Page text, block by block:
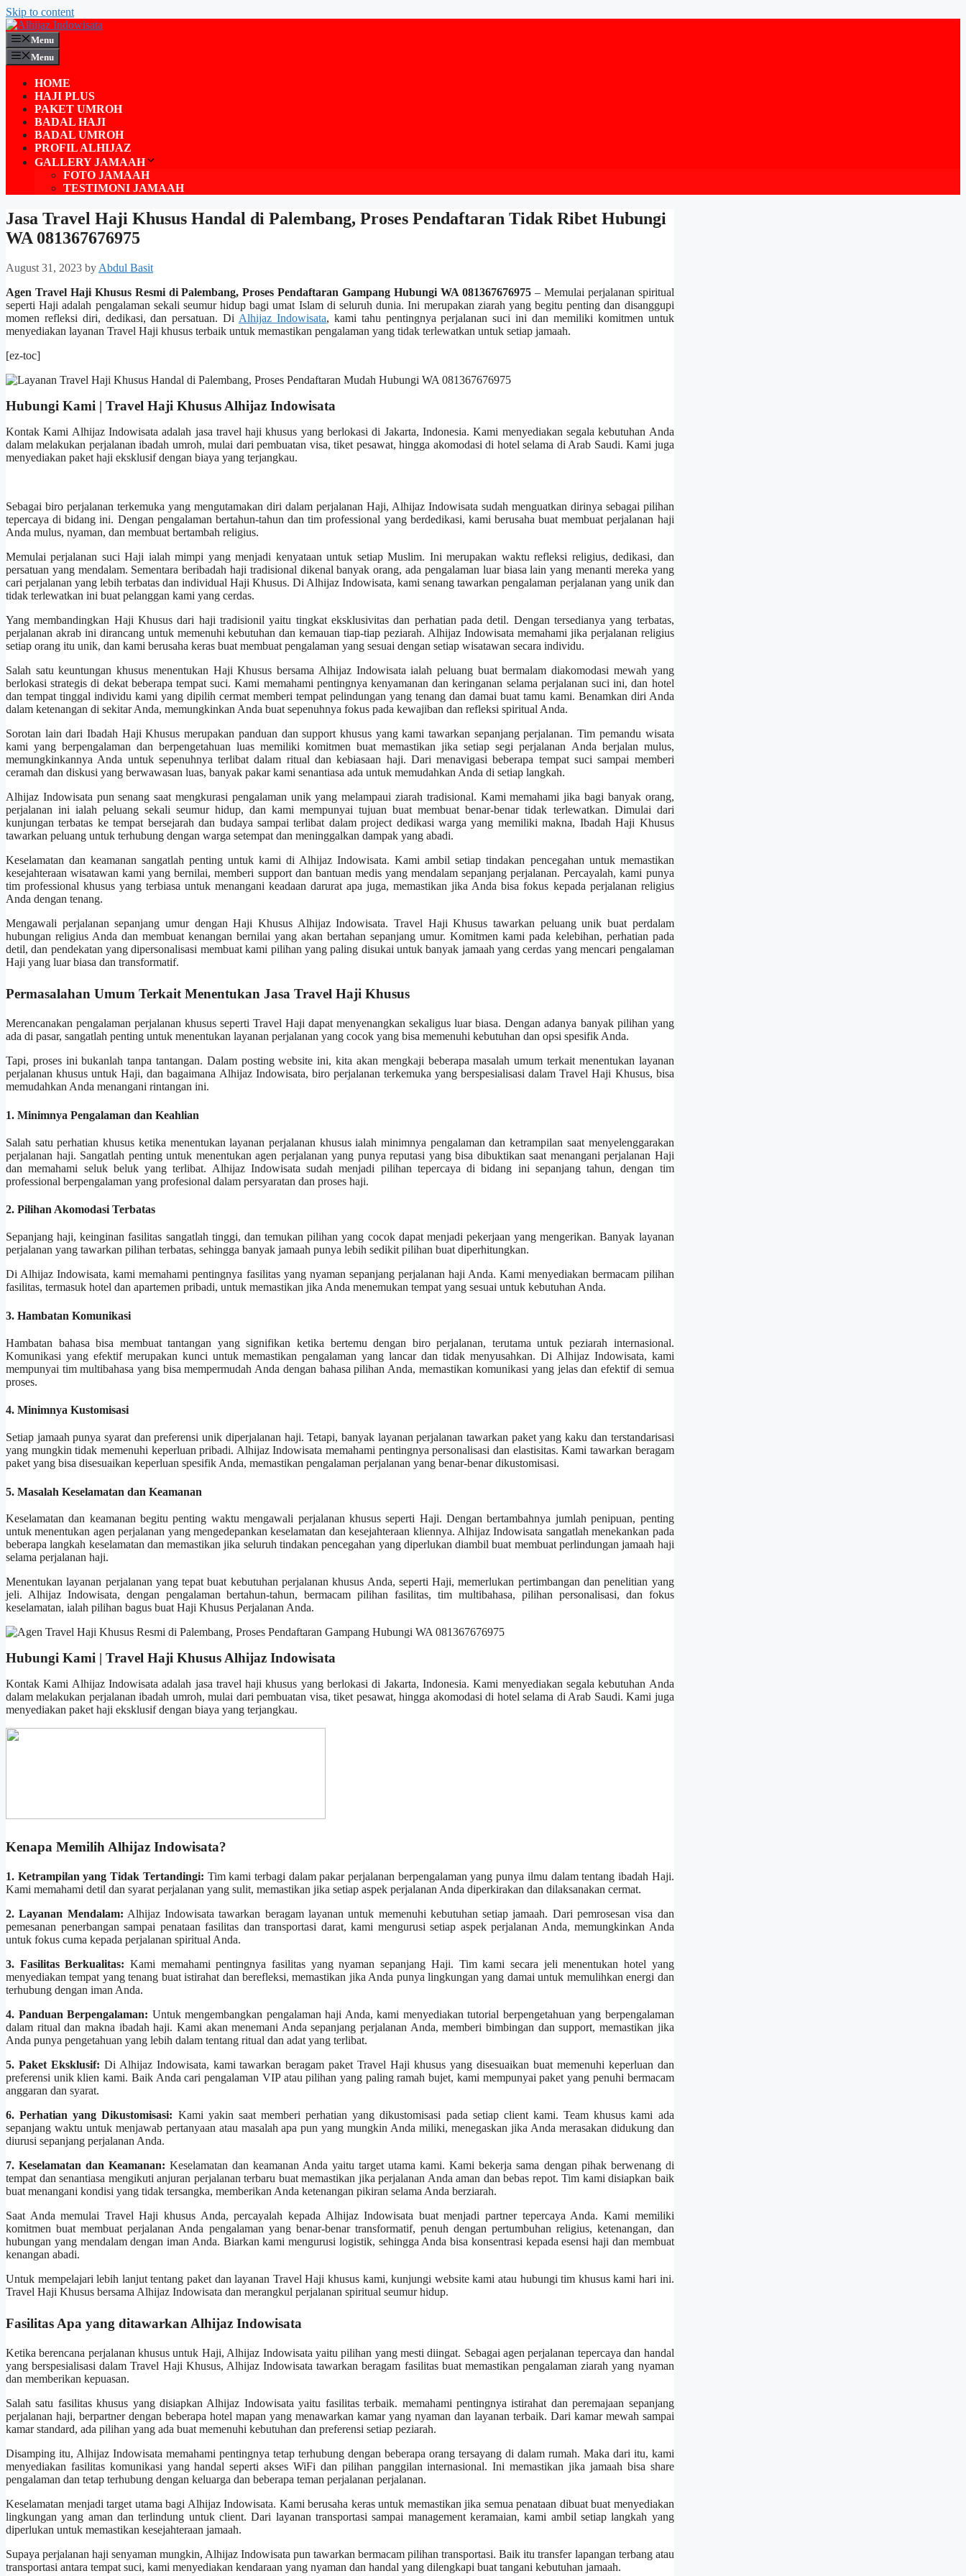
Skip to content
Menu
Menu
HOME
HAJI PLUS
PAKET UMROH
BADAL HAJI
BADAL UMROH
PROFIL ALHIJAZ
GALLERY JAMAAH
FOTO JAMAAH
TESTIMONI JAMAAH
Jasa Travel Haji Khusus Handal di Palembang, Proses Pendaftaran Tidak Ribet Hubungi
WA 081367676975
August 31, 2023 byAbdul Basit
Agen Travel Haji Khusus Resmi di Palembang, Proses Pendaftaran Gampang Hubungi WA 081367676975– Memulai perjalanan spiritual
seperti Haji adalah pengalaman sekali seumur hidup bagi umat Islam di seluruh dunia. Ini merupakan ziarah yang begitu penting dan disanggupi
momen refleksi diri, dedikasi, dan persatuan. DiAlhijaz Indowisata, kami tahu pentingnya perjalanan suci ini dan memiliki komitmen untuk
menyediakan layanan Travel Haji khusus terbaik untuk memastikan pengalaman yang tidak terlewatkan untuk setiap jamaah.
[ez-toc]
Hubungi Kami | Travel Haji Khusus Alhijaz Indowisata
Kontak Kami Alhijaz Indowisata adalah jasa travel haji khusus yang berlokasi di Jakarta, Indonesia. Kami menyediakan segala kebutuhan Anda
dalam melakukan perjalanan ibadah umroh, mulai dari pembuatan visa, tiket pesawat, hingga akomodasi di hotel selama di Arab Saudi. Kami juga
menyediakan paket haji eksklusif dengan biaya yang terjangkau.
Sebagai biro perjalanan terkemuka yang mengutamakan diri dalam perjalanan Haji, Alhijaz Indowisata sudah menguatkan dirinya sebagai pilihan
tepercaya di bidang ini. Dengan pengalaman bertahun-tahun dan tim professional yang berdedikasi, kami berusaha buat membuat perjalanan haji
Anda mulus, nyaman, dan membuat bertambah religius.
Memulai perjalanan suci Haji ialah mimpi yang menjadi kenyataan untuk setiap Muslim. Ini merupakan waktu refleksi religius, dedikasi, dan
persatuan yang mendalam. Sementara beribadah haji tradisional dikenal banyak orang, ada pengalaman luar biasa lain yang menanti mereka yang
cari perjalanan yang lebih terbatas dan individual Haji Khusus. Di Alhijaz Indowisata, kami senang tawarkan pengalaman perjalanan yang unik dan
tidak terlewatkan ini buat pelanggan kami yang cerdas.
Yang membandingkan Haji Khusus dari haji tradisionil yaitu tingkat eksklusivitas dan perhatian pada detil. Dengan tersedianya yang terbatas,
perjalanan akrab ini dirancang untuk memenuhi kebutuhan dan kemauan tiap-tiap peziarah. Alhijaz Indowisata memahami jika perjalanan religius
setiap orang itu unik, dan kami berusaha keras buat membuat pengalaman yang sesuai dengan setiap wisatawan secara individu.
Salah satu keuntungan khusus menentukan Haji Khusus bersama Alhijaz Indowisata ialah peluang buat bermalam diakomodasi mewah yang
berlokasi strategis di dekat beberapa tempat suci. Kami memahami pentingnya kenyamanan dan keringanan selama perjalanan suci ini, dan hotel
dan tempat tinggal individu kami yang dipilih cermat memberi tempat pelindungan yang tenang dan damai buat tamu kami. Benamkan diri Anda
dalam ketenangan di sekitar Anda, memungkinkan Anda buat sepenuhnya fokus pada kewajiban dan refleksi spiritual Anda.
Sorotan lain dari Ibadah Haji Khusus merupakan panduan dan support khusus yang kami tawarkan sepanjang perjalanan. Tim pemandu wisata
kami yang berpengalaman dan berpengetahuan luas memiliki komitmen buat memastikan jika setiap segi perjalanan Anda berjalan mulus,
memungkinkannya Anda untuk sepenuhnya terlibat dalam ritual dan kebiasaan haji. Dari menavigasi beberapa tempat suci sampai memberi
ceramah dan diskusi yang berwawasan luas, banyak pakar kami senantiasa ada untuk memudahkan Anda di setiap langkah.
Alhijaz Indowisata pun senang saat mengkurasi pengalaman unik yang melampaui ziarah tradisional. Kami memahami jika bagi banyak orang,
perjalanan ini ialah peluang sekali seumur hidup, dan kami mempunyai tujuan buat membuat benar-benar tidak terlewatkan. Dimulai dari
kunjungan terbatas ke tempat bersejarah dan budaya sampai terlibat dalam project dedikasi warga yang memiliki makna, Ibadah Haji Khusus
tawarkan peluang untuk terhubung dengan warga setempat dan meninggalkan dampak yang abadi.
Keselamatan dan keamanan sangatlah penting untuk kami di Alhijaz Indowisata. Kami ambil setiap tindakan pencegahan untuk memastikan
kesejahteraan wisatawan kami yang bernilai, memberi support dan bantuan medis yang mendalam sepanjang perjalanan. Percayalah, kami punya
tim professional khusus yang terbiasa untuk menangani keadaan darurat apa juga, memastikan jika Anda bisa fokus kepada perjalanan religius
Anda dengan tenang.
Mengawali perjalanan sepanjang umur dengan Haji Khusus Alhijaz Indowisata. Travel Haji Khusus tawarkan peluang unik buat perdalam
hubungan religius Anda dan membuat kenangan bernilai yang akan bertahan sepanjang umur. Komitmen kami pada kelebihan, perhatian pada
detil, dan pendekatan yang dipersonalisasi membuat kami pilihan yang paling disukai untuk banyak jamaah yang cerdas yang mencari pengalaman
Haji yang luar biasa dan transformatif.
Permasalahan Umum Terkait Menentukan Jasa Travel Haji Khusus
Merencanakan pengalaman perjalanan khusus seperti Travel Haji dapat menyenangkan sekaligus luar biasa. Dengan adanya banyak pilihan yang
ada di pasar, sangatlah penting untuk menentukan layanan perjalanan yang cocok yang bisa memenuhi kebutuhan dan opsi spesifik Anda.
Tapi, proses ini bukanlah tanpa tantangan. Dalam posting website ini, kita akan mengkaji beberapa masalah umum terkait menentukan layanan
perjalanan khusus untuk Haji, dan bagaimana Alhijaz Indowisata, biro perjalanan terkemuka yang berspesialisasi dalam Travel Haji Khusus, bisa
memudahkan Anda menangani rintangan ini.
1. Minimnya Pengalaman dan Keahlian
Salah satu perhatian khusus ketika menentukan layanan perjalanan khusus ialah minimnya pengalaman dan ketrampilan saat menyelenggarakan
perjalanan haji. Sangatlah penting untuk menentukan agen perjalanan yang punya reputasi yang bisa dibuktikan saat menangani perjalanan Haji
dan memahami seluk beluk yang terlibat. Alhijaz Indowisata sudah menjadi pilihan tepercaya di bidang ini sepanjang tahun, dengan tim
professional berpengalaman yang profesional dalam persyaratan dan proses haji.
2. Pilihan Akomodasi Terbatas
Sepanjang haji, keinginan fasilitas sangatlah tinggi, dan temukan pilihan yang cocok dapat menjadi pekerjaan yang mengerikan. Banyak layanan
perjalanan yang tawarkan pilihan terbatas, sehingga banyak jamaah punya lebih sedikit pilihan buat diperhitungkan.
Di Alhijaz Indowisata, kami memahami pentingnya fasilitas yang nyaman sepanjang perjalanan haji Anda. Kami menyediakan bermacam pilihan
fasilitas, termasuk hotel dan apartemen pribadi, untuk memastikan jika Anda menemukan tempat yang sesuai untuk kebutuhan Anda.
3. Hambatan Komunikasi
Hambatan bahasa bisa membuat tantangan yang signifikan ketika bertemu dengan biro perjalanan, terutama untuk peziarah internasional.
Komunikasi yang efektif merupakan kunci untuk memastikan pengalaman yang lancar dan tidak menyusahkan. Di Alhijaz Indowisata, kami
mempunyai tim multibahasa yang bisa mempermudah Anda dengan bahasa pilihan Anda, memastikan komunikasi yang jelas dan efektif di semua
proses.
4. Minimnya Kustomisasi
Setiap jamaah punya syarat dan preferensi unik diperjalanan haji. Tetapi, banyak layanan perjalanan tawarkan paket yang kaku dan terstandarisasi
yang mungkin tidak memenuhi keperluan pribadi. Alhijaz Indowisata memahami pentingnya personalisasi dan elastisitas. Kami tawarkan beragam
paket yang bisa disesuaikan keperluan spesifik Anda, memastikan pengalaman perjalanan yang benar-benar dikustomisasi.
5. Masalah Keselamatan dan Keamanan
Keselamatan dan keamanan begitu penting waktu mengawali perjalanan khusus seperti Haji. Dengan bertambahnya jumlah penipuan, penting
untuk menentukan agen perjalanan yang mengedepankan keselamatan dan kesejahteraan kliennya. Alhijaz Indowisata sangatlah menekankan pada
beberapa langkah keselamatan dan memastikan jika seluruh tindakan pencegahan yang diperlukan diambil buat membuat perlindungan jamaah haji
selama perjalanan haji.
Menentukan layanan perjalanan yang tepat buat kebutuhan perjalanan khusus Anda, seperti Haji, memerlukan pertimbangan dan penelitian yang
jeli. Alhijaz Indowisata, dengan pengalaman bertahun-tahun, bermacam pilihan fasilitas, tim multibahasa, pilihan personalisasi, dan fokus
keselamatan, ialah pilihan bagus buat Haji Khusus Perjalanan Anda.
Hubungi Kami | Travel Haji Khusus Alhijaz Indowisata
Kontak Kami Alhijaz Indowisata adalah jasa travel haji khusus yang berlokasi di Jakarta, Indonesia. Kami menyediakan segala kebutuhan Anda
dalam melakukan perjalanan ibadah umroh, mulai dari pembuatan visa, tiket pesawat, hingga akomodasi di hotel selama di Arab Saudi. Kami juga
menyediakan paket haji eksklusif dengan biaya yang terjangkau.
Kenapa Memilih Alhijaz Indowisata?
1. Ketrampilan yang Tidak Tertandingi: Tim kami terbagi dalam pakar perjalanan berpengalaman yang punya ilmu dalam tentang ibadah Haji.
Kami memahami detil dan syarat perjalanan yang sulit, memastikan jika setiap aspek perjalanan Anda diperkirakan dan dilaksanakan cermat.
2. Layanan Mendalam: Alhijaz Indowisata tawarkan beragam layanan untuk memenuhi kebutuhan setiap jamaah. Dari pemrosesan visa dan
pemesanan penerbangan sampai penataan fasilitas dan transportasi darat, kami mengurusi setiap aspek perjalanan Anda, memungkinkan Anda
untuk fokus cuma kepada perjalanan spiritual Anda.
3. Fasilitas Berkualitas: Kami memahami pentingnya fasilitas yang nyaman sepanjang Haji. Tim kami secara jeli menentukan hotel yang
menyediakan tempat yang tenang buat istirahat dan berefleksi, memastikan jika Anda punya lingkungan yang damai untuk memulihkan energi dan
terhubung dengan iman Anda.
4. Panduan Berpengalaman: Untuk mengembangkan pengalaman haji Anda, kami menyediakan tutorial berpengetahuan yang berpengalaman
dalam ritual dan makna ibadah haji. Kami akan menemani Anda sepanjang perjalanan Anda, memberi bimbingan dan support, memastikan jika
Anda punya pengetahuan yang lebih dalam tentang ritual dan adat yang terlibat.
5. Paket Eksklusif: Di Alhijaz Indowisata, kami tawarkan beragam paket Travel Haji khusus yang disesuaikan buat memenuhi keperluan dan
preferensi unik klien kami. Baik Anda cari pengalaman VIP atau pilihan yang paling ramah bujet, kami mempunyai paket yang penuhi bermacam
anggaran dan syarat.
6. Perhatian yang Dikustomisasi: Kami yakin saat memberi perhatian yang dikustomisasi pada setiap client kami. Team khusus kami ada
sepanjang waktu untuk menjawab pertanyaan atau masalah apa pun yang mungkin Anda miliki, menegaskan jika Anda merasakan didukung dan
diurusi sepanjang perjalanan Anda.
7. Keselamatan dan Keamanan: Keselamatan dan keamanan Anda yaitu target utama kami. Kami bekerja sama dengan pihak berwenang di
tempat dan senantiasa mengikuti anjuran perjalanan terbaru buat memastikan jika perjalanan Anda aman dan bebas repot. Tim kami disiapkan baik
buat menangani kondisi yang tidak tersangka, memberikan Anda ketenangan pikiran selama Anda berziarah.
Saat Anda memulai Travel Haji khusus Anda, percayalah kepada Alhijaz Indowisata buat menjadi partner tepercaya Anda. Kami memiliki
komitmen buat membuat perjalanan Anda pengalaman yang benar-benar transformatif, penuh dengan pertumbuhan religius, ketenangan, dan
hubungan yang mendalam dengan iman Anda. Biarkan kami mengurusi logistik, sehingga Anda bisa konsentrasi kepada esensi haji dan membuat
kenangan abadi.
Untuk mempelajari lebih lanjut tentang paket dan layanan Travel Haji khusus kami, kunjungi website kami atau hubungi tim khusus kami hari ini.
Travel Haji Khusus bersama Alhijaz Indowisata dan merangkul perjalanan spiritual seumur hidup.
Fasilitas Apa yang ditawarkan Alhijaz Indowisata
Ketika berencana perjalanan khusus untuk Haji, Alhijaz Indowisata yaitu pilihan yang mesti diingat. Sebagai agen perjalanan tepercaya dan handal
yang berspesialisasi dalam Travel Haji Khusus, Alhijaz Indowisata tawarkan beragam fasilitas buat memastikan pengalaman ziarah yang nyaman
dan memberikan kepuasan.
Salah satu fasilitas khusus yang disiapkan Alhijaz Indowisata yaitu fasilitas terbaik. memahami pentingnya istirahat dan peremajaan sepanjang
perjalanan haji, berpartner dengan beberapa hotel mapan yang menawarkan kamar yang nyaman dan layanan terbaik. Dari kamar mewah sampai
kamar standard, ada pilihan yang ada buat memenuhi kebutuhan dan preferensi setiap peziarah.
Disamping itu, Alhijaz Indowisata memahami pentingnya tetap terhubung dengan beberapa orang tersayang di dalam rumah. Maka dari itu, kami
menyediakan fasilitas komunikasi yang handal seperti akses WiFi dan pilihan panggilan internasional. Ini memastikan jika jamaah bisa share
pengalaman dan tetap terhubung dengan keluarga dan beberapa teman perjalanan perjalanan.
Keselamatan menjadi target utama bagi Alhijaz Indowisata. Kami berusaha keras untuk memastikan jika semua penataan dibuat buat menyediakan
lingkungan yang aman dan terlindung untuk client. Dari layanan transportasi sampai management keramaian, kami ambil setiap langkah yang
diperlukan untuk memastikan kesejahteraan jamaah.
Supaya perjalanan haji senyaman mungkin, Alhijaz Indowisata pun tawarkan bermacam pilihan transportasi. Baik itu transfer lapangan terbang atau
transportasi antara tempat suci, kami menyediakan kendaraan yang nyaman dan handal yang dilengkapi buat tangani kebutuhan jamaah.